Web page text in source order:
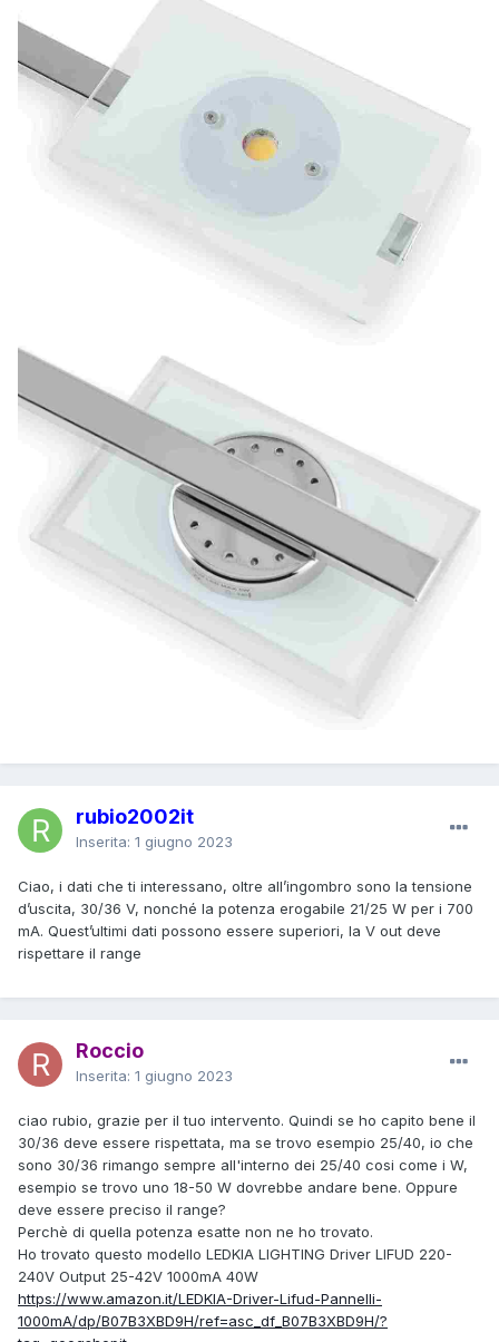
rubio2002it
Inserita: 1 giugno 2023
Ciao, i dati che ti interessano, oltre all’ingombro sono la tensione
d’uscita, 30/36 V, nonché la potenza erogabile 21/25 W per i 700
mA. Quest’ultimi dati possono essere superiori, la V out deve
rispettare il range
Roccio
Inserita: 1 giugno 2023
ciao rubio, grazie per il tuo intervento. Quindi se ho capito bene il
30/36 deve essere rispettata, ma se trovo esempio 25/40, io che
sono 30/36 rimango sempre all'interno dei 25/40 cosi come i W,
esempio se trovo uno 18-50 W dovrebbe andare bene. Oppure
deve essere preciso il range?
Perchè di quella potenza esatte non ne ho trovato.
Ho trovato questo modello LEDKIA LIGHTING Driver LIFUD 220-
240V Output 25-42V 1000mA 40W
https://www.amazon.it/LEDKIA-Driver-Lifud-Pannelli-
1000mA/dp/B07B3XBD9H/ref=asc_df_B07B3XBD9H/?